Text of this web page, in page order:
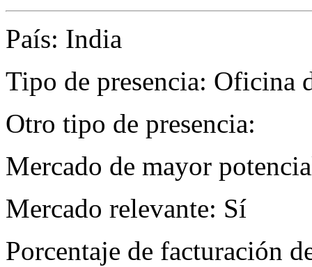
País: India
Tipo de presencia: Oficina
Otro tipo de presencia:
Mercado de mayor
Mercado relevante: Sí
Porcentaje de facturación